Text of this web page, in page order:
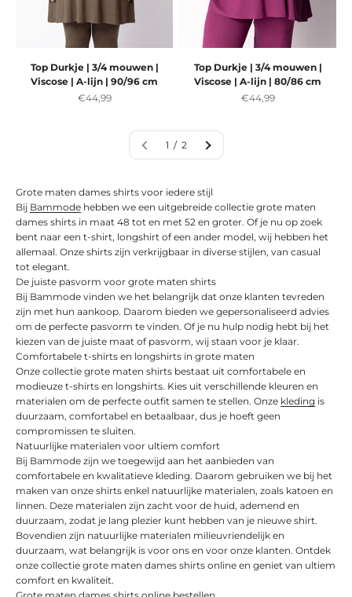
Top Durkje | 3/4 mouwen |
Viscose | A-lijn | 90/96 cm
Aanbiedingsprijs
€44,99
Top Durkje | 3/4 mouwen |
Viscose | A-lijn | 80/86 cm
Aanbiedingsprijs
€44,99
1 / 2
Grote maten dames shirts voor iedere stijl
Bij Bammode hebben we een uitgebreide collectie grote maten
dames shirts in maat 48 tot en met 52 en groter. Of je nu op zoek
bent naar een t-shirt, longshirt of een ander model, wij hebben het
allemaal. Onze shirts zijn verkrijgbaar in diverse stijlen, van casual
tot elegant.
De juiste pasvorm voor grote maten shirts
Bij Bammode vinden we het belangrijk dat onze klanten tevreden
zijn met hun aankoop. Daarom bieden we gepersonaliseerd advies
om de perfecte pasvorm te vinden. Of je nu hulp nodig hebt bij het
kiezen van de juiste maat of pasvorm, wij staan voor je klaar.
Comfortabele t-shirts en longshirts in grote maten
Onze collectie grote maten shirts bestaat uit comfortabele en
modieuze t-shirts en longshirts. Kies uit verschillende kleuren en
materialen om de perfecte outfit samen te stellen. Onze kleding is
duurzaam, comfortabel en betaalbaar, dus je hoeft geen
compromissen te sluiten.
Natuurlijke materialen voor ultiem comfort
Bij Bammode zijn we toegewijd aan het aanbieden van
comfortabele en kwalitatieve kleding. Daarom gebruiken we bij het
maken van onze shirts enkel natuurlijke materialen, zoals katoen en
linnen. Deze materialen zijn zacht voor de huid, ademend en
duurzaam, zodat je lang plezier kunt hebben van je nieuwe shirt.
Bovendien zijn natuurlijke materialen milieuvriendelijk en
duurzaam, wat belangrijk is voor ons en voor onze klanten. Ontdek
onze collectie grote maten dames shirts online en geniet van ultiem
comfort en kwaliteit.